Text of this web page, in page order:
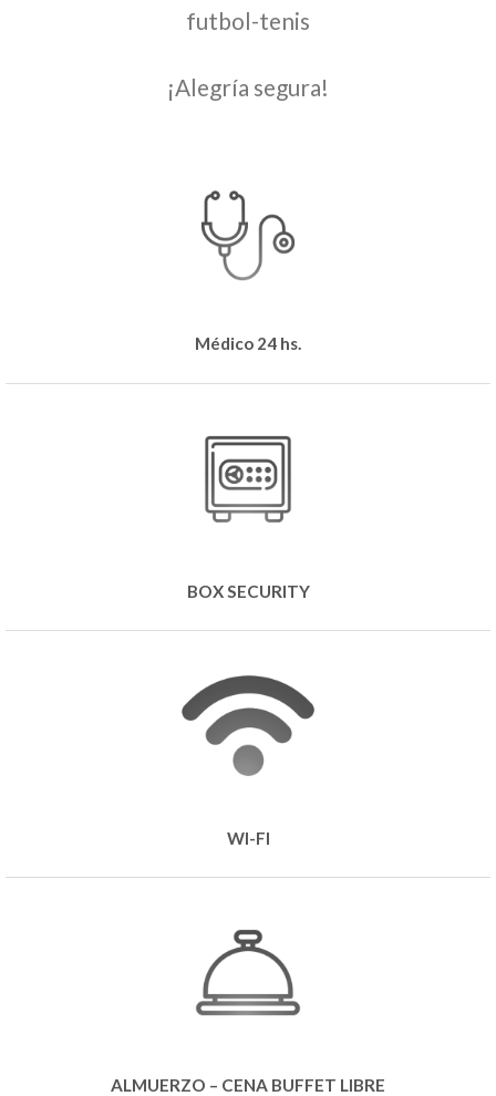
futbol-tenis
¡Alegría segura!
Médico 24 hs.
BOX SECURITY
WI-FI
ALMUERZO – CENA BUFFET LIBRE